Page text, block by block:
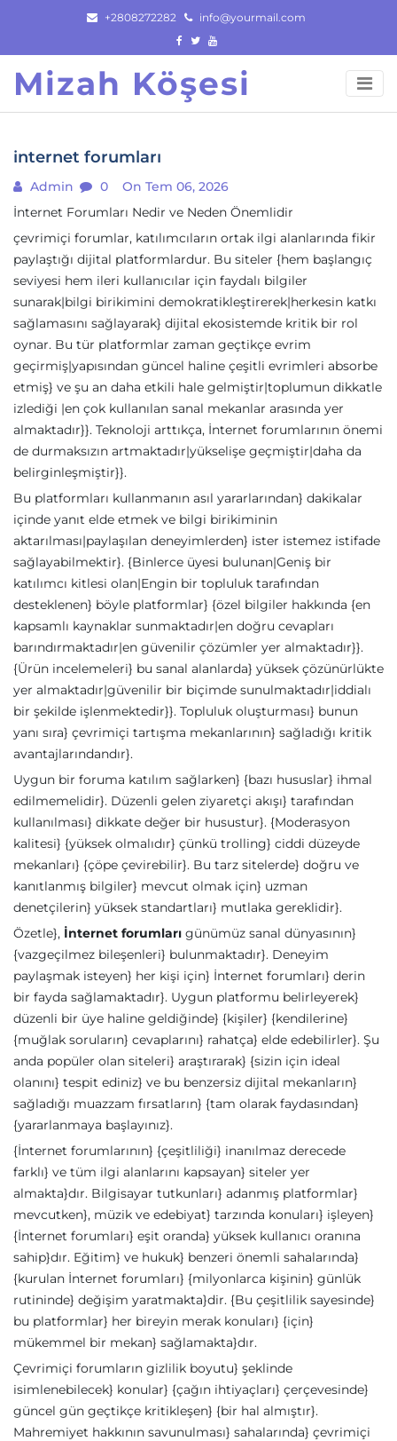
content
+2808272282 info@yourmail.com
Mizah Köşesi
internet forumları
Admin 0
On Tem 06, 2026
İnternet Forumları Nedir ve Neden Önemlidir
çevrimiçi forumlar, katılımcıların ortak ilgi alanlarında fikir
paylaştığı dijital platformlardur. Bu siteler {hem başlangıç
seviyesi hem ileri kullanıcılar için faydalı bilgiler
sunarak|bilgi birikimini demokratikleştirerek|herkesin katkı
sağlamasını sağlayarak} dijital ekosistemde kritik bir rol
oynar. Bu tür platformlar zaman geçtikçe evrim
geçirmiş|yapısından güncel haline çeşitli evrimleri absorbe
etmiş} ve şu an daha etkili hale gelmiştir|toplumun dikkatle
izlediği |en çok kullanılan sanal mekanlar arasında yer
almaktadır}}. Teknoloji arttıkça, İnternet forumlarının önemi
de durmaksızın artmaktadır|yükselişe geçmiştir|daha da
belirginleşmiştir}}.
Bu platformları kullanmanın asıl yararlarından} dakikalar
içinde yanıt elde etmek ve bilgi birikiminin
aktarılması|paylaşılan deneyimlerden} ister istemez istifade
sağlayabilmektir}. {Binlerce üyesi bulunan|Geniş bir
katılımcı kitlesi olan|Engin bir topluluk tarafından
desteklenen} böyle platformlar} {özel bilgiler hakkında {en
kapsamlı kaynaklar sunmaktadır|en doğru cevapları
barındırmaktadır|en güvenilir çözümler yer almaktadır}}.
{Ürün incelemeleri} bu sanal alanlarda} yüksek çözünürlükte
yer almaktadır|güvenilir bir biçimde sunulmaktadır|iddialı
bir şekilde işlenmektedir}}. Topluluk oluşturması} bunun
yanı sıra} çevrimiçi tartışma mekanlarının} sağladığı kritik
avantajlarındandır}.
Uygun bir foruma katılım sağlarken} {bazı hususlar} ihmal
edilmemelidir}. Düzenli gelen ziyaretçi akışı} tarafından
kullanılması} dikkate değer bir husustur}. {Moderasyon
kalitesi} {yüksek olmalıdır} çünkü trolling} ciddi düzeyde
mekanları} {çöpe çevirebilir}. Bu tarz sitelerde} doğru ve
kanıtlanmış bilgiler} mevcut olmak için} uzman
denetçilerin} yüksek standartları} mutlaka gereklidir}.
Özetle}, İnternet forumları günümüz sanal dünyasının}
{vazgeçilmez bileşenleri} bulunmaktadır}. Deneyim
paylaşmak isteyen} her kişi için} İnternet forumları} derin
bir fayda sağlamaktadır}. Uygun platformu belirleyerek}
düzenli bir üye haline geldiğinde} {kişiler} {kendilerine}
{muğlak soruların} cevaplarını} rahatça} elde edebilirler}. Şu
anda popüler olan siteleri} araştırarak} {sizin için ideal
olanını} tespit ediniz} ve bu benzersiz dijital mekanların}
sağladığı muazzam fırsatların} {tam olarak faydasından}
{yararlanmaya başlayınız}.
{İnternet forumlarının} {çeşitliliği} inanılmaz derecede
farklı} ve tüm ilgi alanlarını kapsayan} siteler yer
almakta}dır. Bilgisayar tutkunları} adanmış platformlar}
mevcutken}, müzik ve edebiyat} tarzında konuları} işleyen}
{İnternet forumları} eşit oranda} yüksek kullanıcı oranına
sahip}dır. Eğitim} ve hukuk} benzeri önemli sahalarında}
{kurulan İnternet forumları} {milyonlarca kişinin} günlük
rutininde} değişim yaratmakta}dir. {Bu çeşitlilik sayesinde}
bu platformlar} her bireyin merak konuları} {için}
mükemmel bir mekan} sağlamakta}dır.
Çevrimiçi forumların gizlilik boyutu} şeklinde
isimlenebilecek} konular} {çağın ihtiyaçları} çerçevesinde}
güncel gün geçtikçe kritikleşen} {bir hal almıştır}.
Mahremiyet hakkının savunulması} sahalarında} çevrimiçi